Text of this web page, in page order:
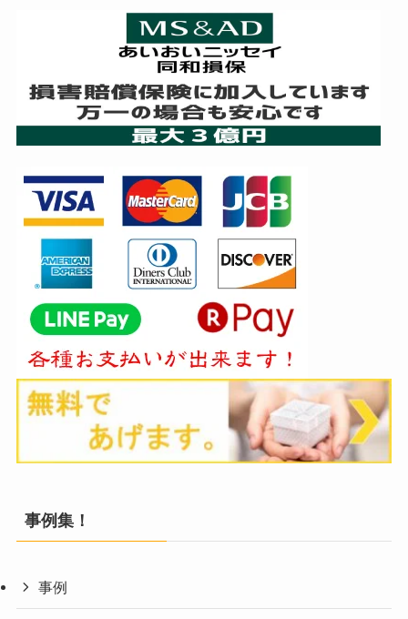
事例集！
事例